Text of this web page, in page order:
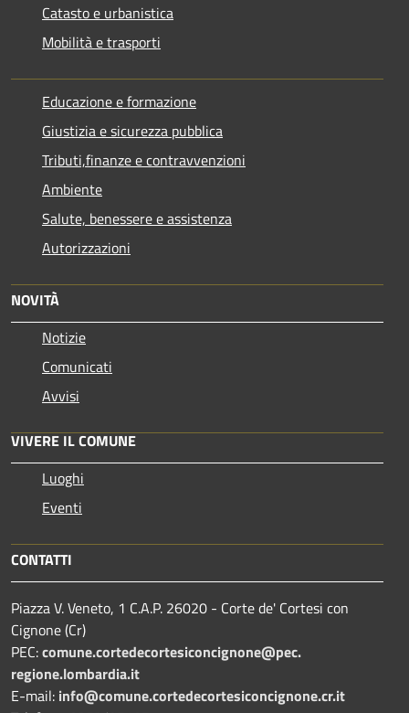
Catasto e urbanistica
Mobilità e trasporti
Educazione e formazione
Giustizia e sicurezza pubblica
Tributi,finanze e contravvenzioni
Ambiente
Salute, benessere e assistenza
Autorizzazioni
NOVITÀ
Notizie
Comunicati
Avvisi
VIVERE IL COMUNE
Luoghi
Eventi
CONTATTI
Piazza V. Veneto, 1 C.A.P. 26020 - Corte de' Cortesi con
Cignone (Cr)
PEC:comune.cortedecortesiconcignone@pec.
regione.lombardia.it
E-mail: info@comune.cortedecortesiconcignone.cr.it